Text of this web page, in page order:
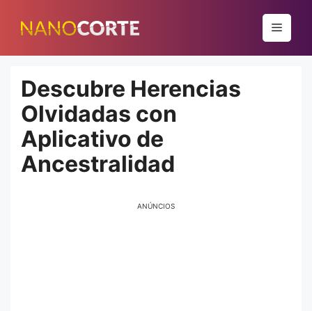
para
conteúdo
Menu
Descubre Herencias
Olvidadas con
Aplicativo de
Ancestralidad
ANÚNCIOS